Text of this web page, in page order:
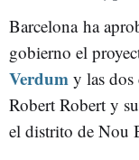
Barcelona ha
gobierno el
Verdum y las dos
Robert Robert y
el distrito de Nou